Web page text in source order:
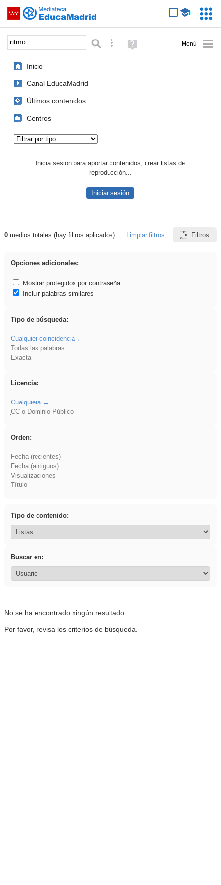
Saltar navegación
Palabra o frase: Búsqueda avanzada
Ayuda
(en
Inicio
Canal EducaMadrid
Últimos contenidos
Centros
Inicia sesión para aportar contenidos, crear listas de
reproducción...
Iniciar sesión
Resultados de: ritmo
0medios totales (hay filtros aplicados) Limpiar filtros Filtros
Opciones adicionales:
Mostrar protegidos por contraseña
Incluir palabras similares
Tipo de búsqueda:
Cualquier coincidencia
Todas las palabras
Exacta
Licencia:
Cualquiera
CCo Dominio Público
Orden:
Fecha (recientes)
Fecha (antiguos)
Visualizaciones
Título
Tipo de contenido:
Buscar en:
No se ha encontrado ningún resultado.
Por favor, revisa los criterios de búsqueda.